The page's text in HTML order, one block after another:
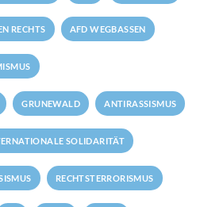
RECHTS AFD WEGBASSEN
GRUNEWALD ANTIRASSISMUS
SOLIDARITÄT
RECHTSTERRORISMUS